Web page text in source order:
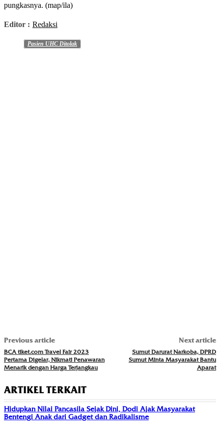
pungkasnya. (map/ila)
Editor : Redaksi
Pasien UHC Ditolak
Previous article
BCA tiket.com Travel Fair 2023
Pertama Digelar, Nikmati Penawaran
Menarik dengan Harga Terjangkau
Next article
Sumut Darurat Narkoba, DPRD
Sumut Minta Masyarakat Bantu
Aparat
ARTIKEL TERKAIT
Hidupkan Nilai Pancasila Sejak Dini, Dodi Ajak Masyarakat
Bentengi Anak dari Gadget dan Radikalisme